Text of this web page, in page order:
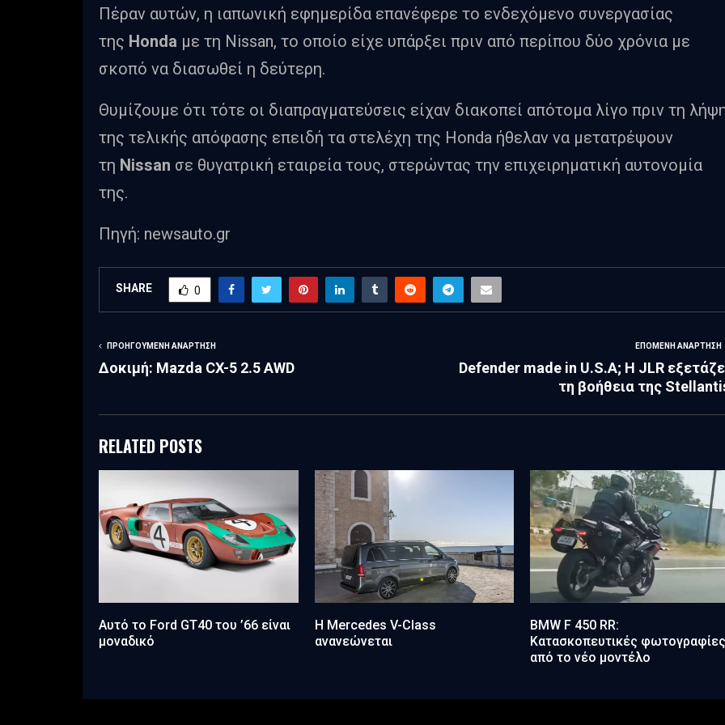
Πέραν αυτών, η ιαπωνική εφημερίδα επανέφερε το ενδεχόμενο συνεργασίας
της Honda με τη Nissan, το οποίο είχε υπάρξει πριν από περίπου δύο χρόνια με
σκοπό να διασωθεί η δεύτερη.
Θυμίζουμε ότι τότε οι διαπραγματεύσεις είχαν διακοπεί απότομα λίγο πριν τη
της τελικής απόφασης επειδή τα στελέχη της Honda ήθελαν να μετατρέψουν
τη Nissan σε θυγατρική εταιρεία τους, στερώντας την επιχειρηματική αυτονομία
της.
Πηγή: newsauto.gr
SHARE 0
ΠΡΟΗΓΟΎΜΕΝΗ ΑΝΆΡΤΗΣΗ
Δοκιμή: Mazda CX-5 2.5 AWD
ΕΠΌΜΕΝΗ ΑΝΆΡΤΗΣΗ
Defender made in U.S.A; Η JLR
τη βοήθεια της
RELATED POSTS
Αυτό το Ford GT40 του ’66 είναι
μοναδικό
Η Mercedes V-Class
ανανεώνεται
BMW F 450 RR:
Κατασκοπευτικές
από το νέο μοντέλο